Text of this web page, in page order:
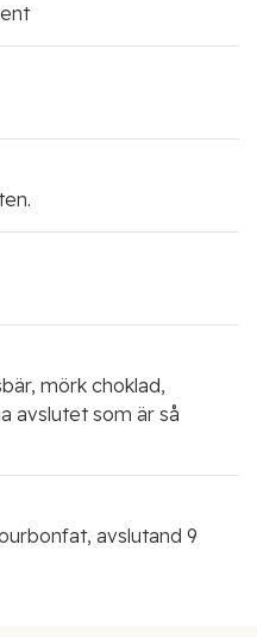
mörk choklad,
avslutet som är så
avslutand 9